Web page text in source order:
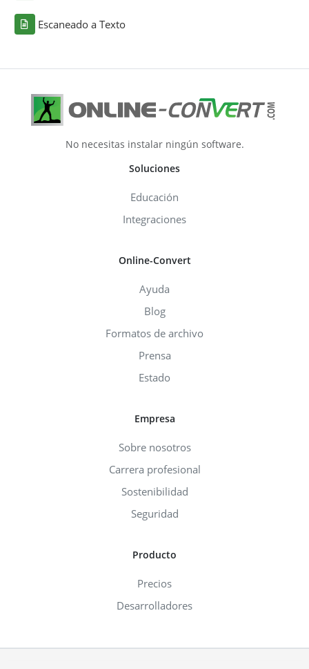
Escaneado a Texto
No necesitas instalar ningún software.
Soluciones
Educación
Integraciones
Online-Convert
Ayuda
Blog
Formatos de archivo
Prensa
Estado
Empresa
Sobre nosotros
Carrera profesional
Sostenibilidad
Seguridad
Producto
Precios
Desarrolladores